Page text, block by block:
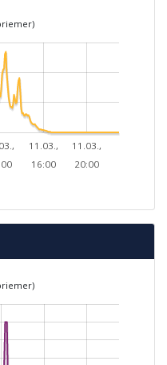
11.03.,
16:00
11.03.,
20:00